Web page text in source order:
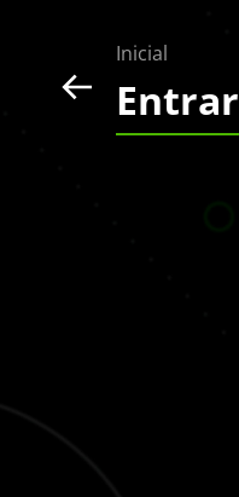
Inicial
Entrar